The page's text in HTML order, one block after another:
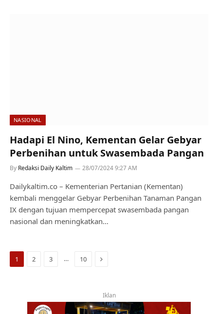
NASIONAL
Hadapi El Nino, Kementan Gelar Gebyar
Perbenihan untuk Swasembada Pangan
By Redaksi Daily Kaltim 28/07/2024 9:27 AM
Dailykaltim.co – Kementerian Pertanian (Kementan)
kembali menggelar Gebyar Perbenihan Tanaman Pangan
IX dengan tujuan mempercepat swasembada pangan
nasional dan meningkatkan…
1 2 3 … 10 Next
Iklan